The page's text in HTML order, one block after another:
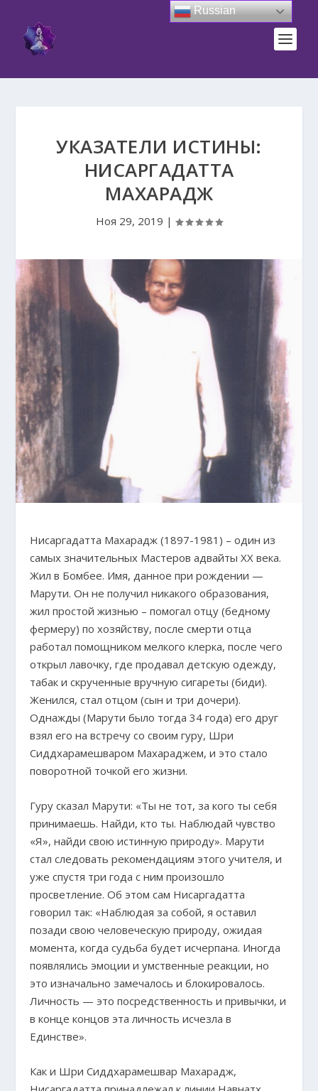
УКАЗАТЕЛИ ИСТИНЫ:
НИСАРГАДАТТА
МАХАРАДЖ
Ноя 29, 2019 |
Нисаргадатта Махарадж (1897-1981) – один из
самых значительных Мастеров адвайты XX века.
Жил в Бомбее. Имя, данное при рождении —
Марути. Он не получил никакого образования,
жил простой жизнью – помогал отцу (бедному
фермеру) по хозяйству, после смерти отца
работал помощником мелкого клерка, после чего
открыл лавочку, где продавал детскую одежду,
табак и скрученные вручную сигареты (биди).
Женился, стал отцом (сын и три дочери).
Однажды (Марути было тогда 34 года) его друг
взял его на встречу со своим гуру, Шри
Сиддхарамешваром Махараджем, и это стало
поворотной точкой его жизни.
Гуру сказал Марути: «Ты не тот, за кого ты себя
принимаешь. Найди, кто ты. Наблюдай чувство
«Я», найди свою истинную природу». Марути
стал следовать рекомендациям этого учителя, и
уже спустя три года с ним произошло
просветление. Об этом сам Нисаргадатта
говорил так: «Наблюдая за собой, я оставил
позади свою человеческую природу, ожидая
момента, когда судьба будет исчерпана. Иногда
появлялись эмоции и умственные реакции, но
это изначально замечалось и блокировалось.
Личность — это посредственность и привычки, и
в конце концов эта личность исчезла в
Единстве».
Как и Шри Сиддхарамешвар Махарадж,
Russian